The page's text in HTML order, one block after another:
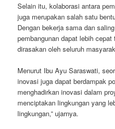
Selain itu, kolaborasi antara
juga merupakan salah satu
Dengan bekerja sama dan
pembangunan dapat lebih
dirasakan oleh seluruh
Menurut Ibu Ayu Saraswati,
inovasi juga dapat berdampak
menghadirkan inovasi dalam
menciptakan lingkungan yang
lingkungan,” ujarnya.